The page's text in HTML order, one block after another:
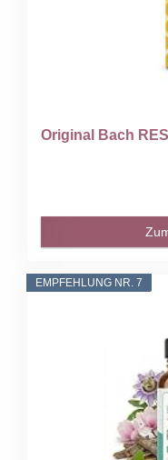
Original Bach
EMPFEHLUNG NR. 7